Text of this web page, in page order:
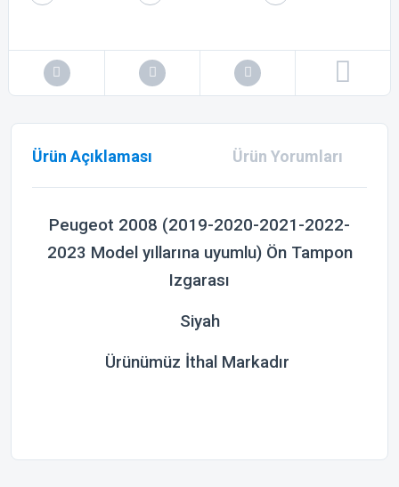
Ürün Açıklaması Ürün Yorumları
Peugeot 2008 (2019-2020-2021-2022-
2023 Model yıllarına uyumlu) Ön Tampon
Izgarası
Siyah
Ürünümüz İthal Markadır